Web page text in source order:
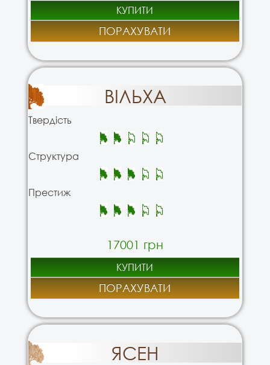
КУПИТИ
ПОРАХУВАТИ
ВІЛЬХА
Твердість
Структура
Престиж
17001 грн
КУПИТИ
ПОРАХУВАТИ
ЯСЕН